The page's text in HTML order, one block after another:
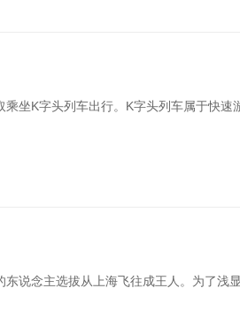
坐K字头列车出行。K字头列车属于快
说念主选拔从上海飞往成王人。为了